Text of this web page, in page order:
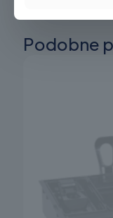
Podobne